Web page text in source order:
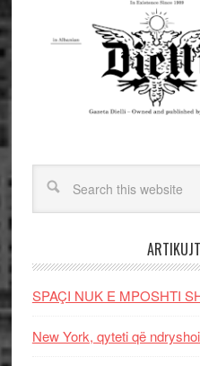
SPAÇI NUK E MPOSHTI
New York, qyteti që